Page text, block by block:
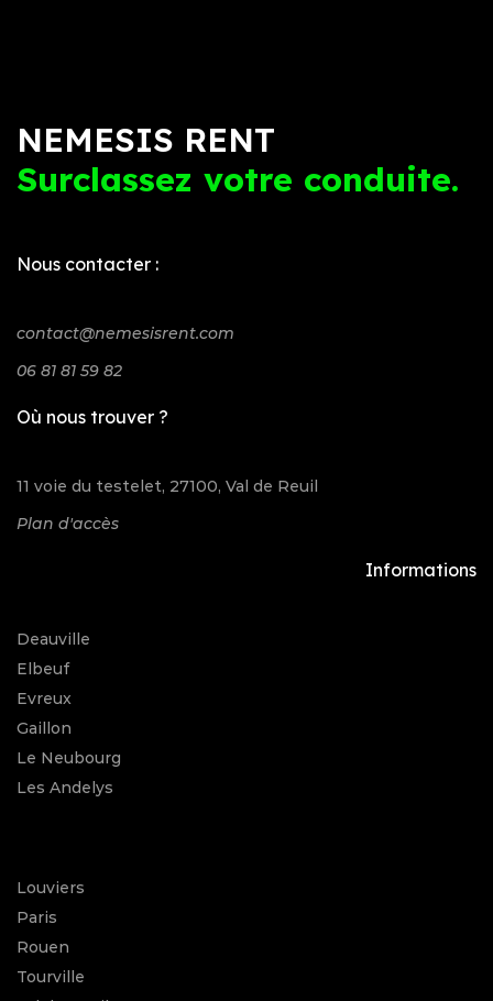
NEMESIS RENT
Surclassez votre conduite.
Nous contacter :
contact@nemesisrent.com
06 81 81 59 82
Où nous trouver ?
11 voie du testelet, 27100, Val de Reuil
Plan d'accès
Informations
Deauville
Elbeuf
Evreux
Gaillon
Le Neubourg
Les Andelys
Louviers
Paris
Rouen
Tourville